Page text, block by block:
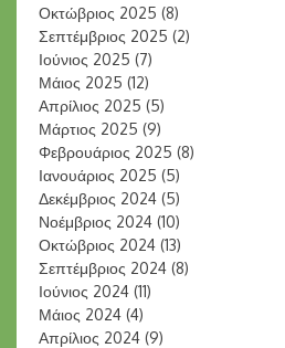
Οκτώβριος 2025 (8)
Σεπτέμβριος 2025 (2)
Ιούνιος 2025 (7)
Μάιος 2025 (12)
Απρίλιος 2025 (5)
Μάρτιος 2025 (9)
Φεβρουάριος 2025 (8)
Ιανουάριος 2025 (5)
Δεκέμβριος 2024 (5)
Νοέμβριος 2024 (10)
Οκτώβριος 2024 (13)
Σεπτέμβριος 2024 (8)
Ιούνιος 2024 (11)
Μάιος 2024 (4)
Απρίλιος 2024 (9)